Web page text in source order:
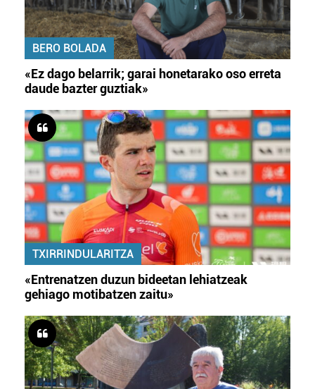
BERO BOLADA
«Ez dago belarrik; garai honetarako oso erreta
daude bazter guztiak»
TXIRRINDULARITZA
«Entrenatzen duzun bideetan lehiatzeak
gehiago motibatzen zaitu»